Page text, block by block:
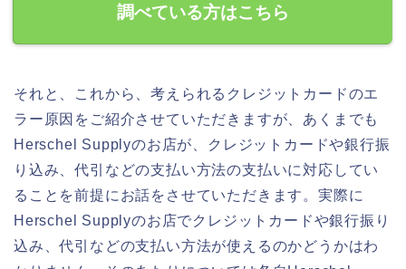
調べている方はこちら
それと、これから、考えられるクレジットカードのエ
ラー原因をご紹介させていただきますが、あくまでも
Herschel Supplyのお店が、クレジットカードや銀行振
り込み、代引などの支払い方法の支払いに対応してい
ることを前提にお話をさせていただきます。実際に
Herschel Supplyのお店でクレジットカードや銀行振り
込み、代引などの支払い方法が使えるのかどうかはわ